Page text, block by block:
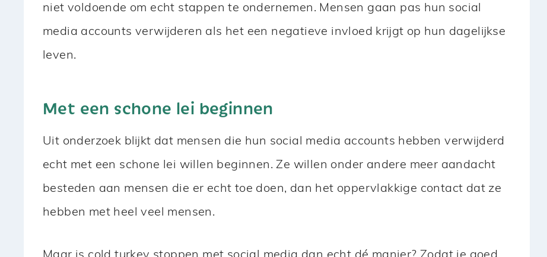
niet voldoende om echt stappen te ondernemen. Mensen gaan pas hun social
media accounts verwijderen als het een negatieve invloed krijgt op hun dagelijkse
leven.
Met een schone lei beginnen
Uit onderzoek blijkt dat mensen die hun social media accounts hebben verwijderd
echt met een schone lei willen beginnen. Ze willen onder andere meer aandacht
besteden aan mensen die er echt toe doen, dan het oppervlakkige contact dat ze
hebben met heel veel mensen.